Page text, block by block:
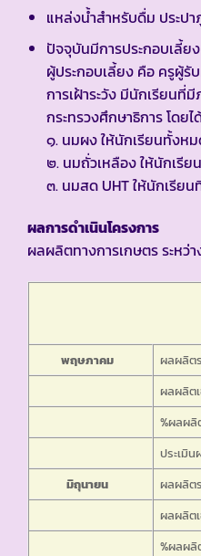
แหล่งน้ำสำหรับดื่ม ประปา
ปัจจุบันมีการประกอบเลี้
ผู้ประกอบเลี้ยง คือ ครูผู้รั
การเฝ้าระวัง มีนักเรียนที่
กระทรวงศึกษาธิการ โดย
๑. นมผง ให้นักเรียนทั้งห
๒. นมถั่วเหลือง ให้นักเรี
๓. นมสด UHT ให้นักเรีย
ผลการดำเนินโครงการ
ผลผลิตทางการเกษตร ระห
พฤษภาคม
ผลผลิต
ผลผลิต
%ผลผลิ
ประเมิน
มิถุนายน
ผลผลิต
ผลผลิต
%ผลผลิ